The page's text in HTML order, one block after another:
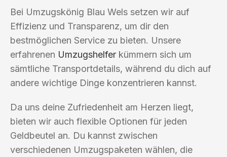
Bei Umzugskönig Blau Wels setzen wir auf
Effizienz und Transparenz, um dir den
bestmöglichen Service zu bieten. Unsere
erfahrenen Umzugshelfer kümmern sich um
sämtliche Transportdetails, während du dich auf
andere wichtige Dinge konzentrieren kannst.
Da uns deine Zufriedenheit am Herzen liegt,
bieten wir auch flexible Optionen für jeden
Geldbeutel an. Du kannst zwischen
verschiedenen Umzugspaketen wählen, die